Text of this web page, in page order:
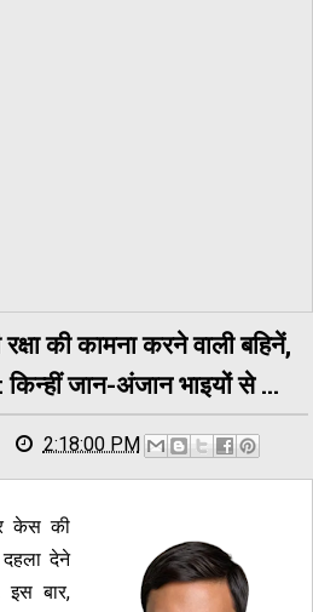
की कामना करने वाली बहिनें,
जान-अंजान भाइयों से …
2:18:00 PM
केस की
देने
इस बार,